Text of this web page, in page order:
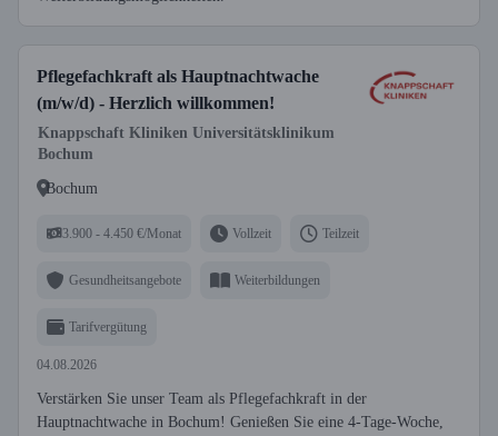
Pflegefachkraft als Hauptnachtwache
(m/w/d) - Herzlich willkommen!
Knappschaft Kliniken Universitätsklinikum
Bochum
Bochum
3.900 - 4.450 €/Monat Vollzeit Teilzeit
Gesundheitsangebote Weiterbildungen
Tarifvergütung
04.08.2026
Verstärken Sie unser Team als Pflegefachkraft in der
Hauptnachtwache in Bochum! Genießen Sie eine 4-Tage-Woche,